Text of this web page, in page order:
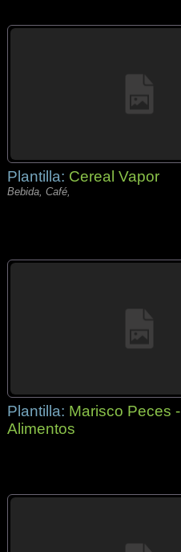
Plantilla: Cereal Vapor
Bebida, Café,
Plantilla: Marisco Peces -
Alimentos